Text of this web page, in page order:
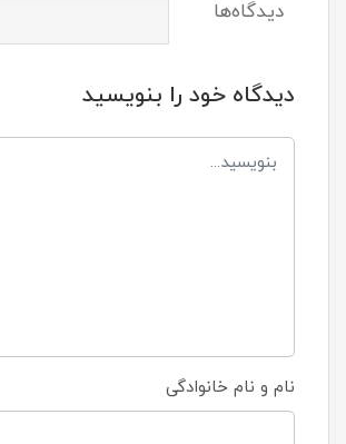
دیدگاه‌ها
دیدگاه خود را بنویسید
نام و نام خانوادگی